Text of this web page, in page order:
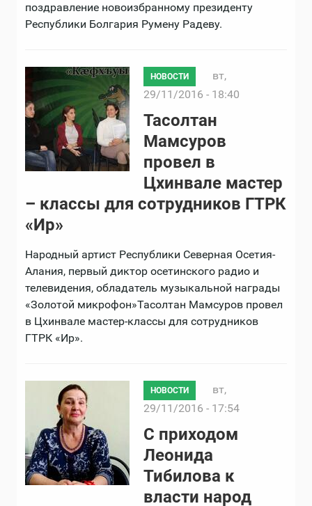
поздравление новоизбранному президенту
Республики Болгария Румену Радеву.
НОВОСТИ
вт,
29/11/2016 - 18:40
Тасолтан
Мамсуров
провел в
Цхинвале мастер
– классы для сотрудников ГТРК
«Ир»
Народный артист Республики Северная Осетия-
Алания, первый диктор осетинского радио и
телевидения, обладатель музыкальной награды
«Золотой микрофон»Тасолтан Мамсуров провел
в Цхинвале мастер-классы для сотрудников
ГТРК «Ир».
НОВОСТИ
вт,
29/11/2016 - 17:54
С приходом
Леонида
Тибилова к
власти народ